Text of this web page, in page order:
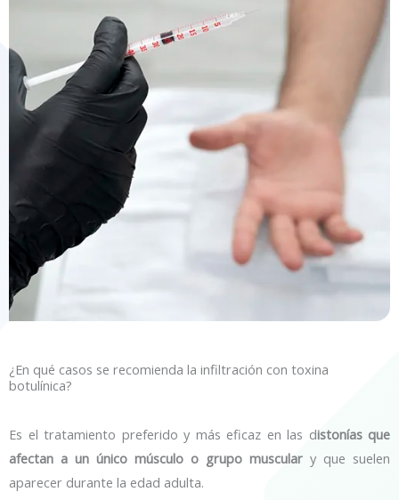
¿En qué casos se recomienda la infiltración con toxina
botulínica?
Es el tratamiento preferido y más eficaz en las distonías que
afectan a un único músculo o grupo muscular y que suelen
aparecer durante la edad adulta.